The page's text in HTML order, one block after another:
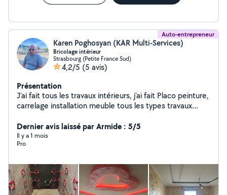
Auto-entrepreneur
Karen Poghosyan (KAR Multi-Services)
Bricolage intérieur
Strasbourg (Petite France Sud)
4,2/5 (5 avis)
Présentation
J'ai fait tous les travaux intérieurs, j'ai fait Placo peinture,
carrelage installation meuble tous les types travaux
Dernier avis laissé par Armide : 5/5
Il y a 1 mois
Pro